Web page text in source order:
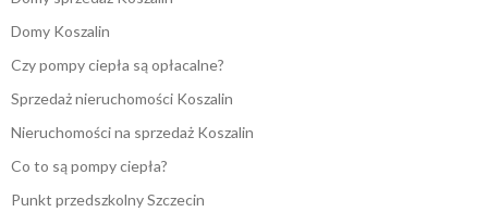
Domy Koszalin
Czy pompy ciepła są opłacalne?
Sprzedaż nieruchomości Koszalin
Nieruchomości na sprzedaż Koszalin
Co to są pompy ciepła?
Punkt przedszkolny Szczecin